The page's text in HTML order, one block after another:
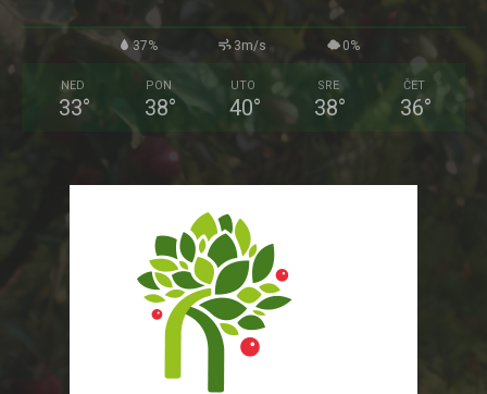
37% 3m/s 0%
NED
33°
PON
38°
UTO
40°
SRE
38°
ČET
36°